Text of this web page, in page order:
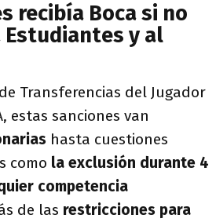
recibía Boca si no
Estudiantes y al
Transferencias del Jugador
estas sanciones van
hasta cuestiones
como la exclusión durante 4
competencia
de las restricciones para